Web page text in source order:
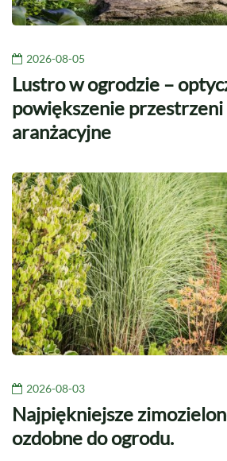
2026-08-05
Lustro w ogrodzie –
powiększenie
aranżacyjne
2026-08-03
Najpiękniejsze
ozdobne do ogrodu.